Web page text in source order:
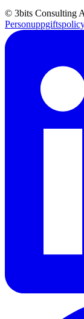
© 3bits Consulting